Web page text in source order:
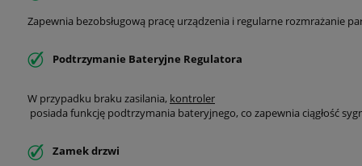
Zapewnia bezobsługową pracę urządzenia i regularne rozmrażanie
Podtrzymanie Bateryjne Regulatora
W przypadku braku zasilania, kontroler
posiada funkcję podtrzymania bateryjnego, co zapewnia ciągłość
Zamek drzwi